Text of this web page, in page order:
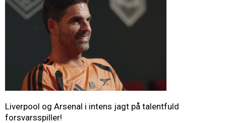
Liverpool og Arsenal i intens jagt på talentfuld
forsvarsspiller!